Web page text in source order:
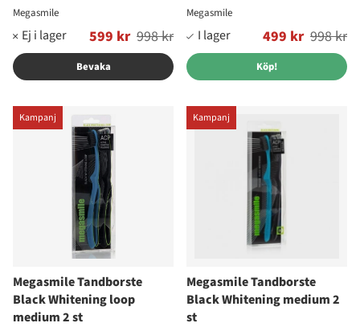
Megasmile
599 kr
Ordinarie pris: 998 kr
Bevaka
Megasmile
499 kr
Ordinarie pris: 998 kr
Köp!
Kampanj
Megasmile Tandborste
Black Whitening loop
medium 2 st
Kampanj
Megasmile Tandborste
Black Whitening medium 2
st